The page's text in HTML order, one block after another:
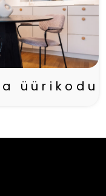
üürikodu